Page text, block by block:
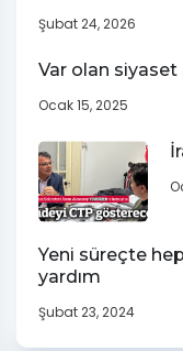
Şubat 24, 2026
Var olan siyaset
Ocak 15, 2025
Yeni süreçte
yardım
Şubat 23, 2024